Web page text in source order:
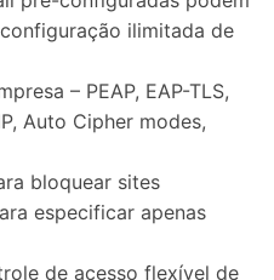
ilimitada de
– PEAP, EAP-TLS,
Auto Cipher modes,
bloquear sites
especificar apenas
de acesso flexível de